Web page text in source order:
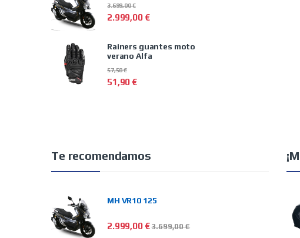
2.999,00 €
3.699,00€
Rainers guantes moto
verano Alfa
51,90 €
57,50€
Te recomendamos
MH VR10 125
2.999,00 €3.699,00€